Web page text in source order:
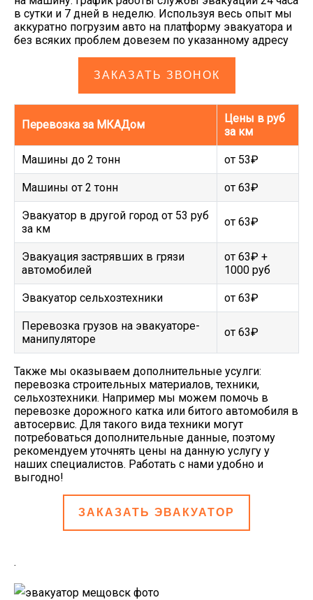
в сутки и 7 дней в неделю. Используя весь опыт мы
аккуратно погрузим авто на платформу эвакуатора и
без всяких проблем довезем по указанному адресу
ЗАКАЗАТЬ ЗВОНОК
Перевозка за МКАДом
Цены в руб
за км
Машины до 2 тонн от 53₽
Машины от 2 тонн от 63₽
Эвакуатор в другой город от 53 руб
за км
от 63₽
Эвакуация застрявших в грязи
автомобилей
от 63₽ +
1000 руб
Эвакуатор сельхозтехники от 63₽
Перевозка грузов на эвакуаторе-
манипуляторе
от 63₽
Также мы оказываем дополнительные усулги:
перевозка строительных материалов, техники,
сельхозтехники. Например мы можем помочь в
перевозке дорожного катка или битого автомобиля в
автосервис. Для такого вида техники могут
потребоваться дополнительные данные, поэтому
рекомендуем уточнять цены на данную услугу у
наших специалистов. Работать с нами удобно и
выгодно!
ЗАКАЗАТЬ ЭВАКУАТОР
.